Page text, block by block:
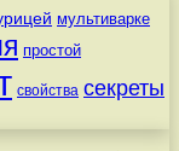
мультиварке
простой
свойства секреты